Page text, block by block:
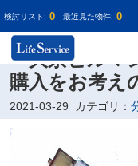
検討リスト: 0 最近見た物件: 0
株式会社ライフサービ
『大京ビルマ
購入をお考え
2021-03-29 カテゴリ：